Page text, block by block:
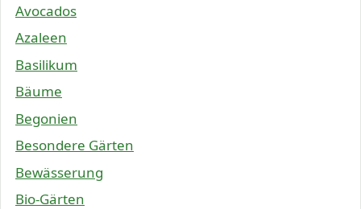
Avocados
Azaleen
Basilikum
Bäume
Begonien
Besondere Gärten
Bewässerung
Bio-Gärten